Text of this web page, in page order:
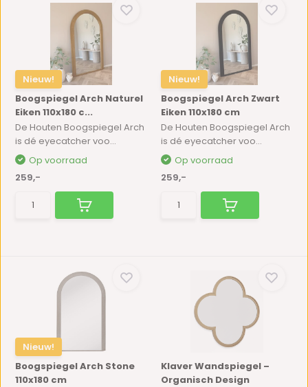
Nieuw!
Boogspiegel Arch Naturel
Eiken 110x180 c...
De Houten Boogspiegel Arch
is dé eyecatcher voo...
Op voorraad
259,-
Nieuw!
Boogspiegel Arch Zwart
Eiken 110x180 cm
De Houten Boogspiegel Arch
is dé eyecatcher voo...
Op voorraad
259,-
Nieuw!
Boogspiegel Arch Stone
110x180 cm
Klaver Wandspiegel –
Organisch Design